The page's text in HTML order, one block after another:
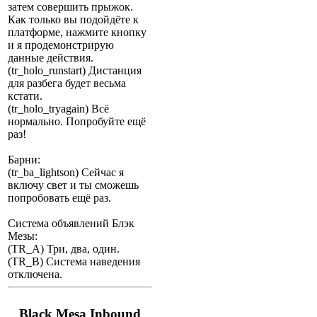
затем совершить прыжок.
Как только вы подойдёте к
платформе, нажмите кнопку
и я продемонстрирую
данные действия.
(tr_holo_runstart) Дистанция
для разбега будет весьма
кстати.
(tr_holo_tryagain) Всё
нормально. Попробуйте ещё
раз!
Барни:
(tr_ba_lightson) Сейчас я
включу свет и ты сможешь
попробовать ещё раз.
Система объявлений Блэк
Мезы:
(TR_A) Три, два, один.
(TR_B) Система наведения
отключена.